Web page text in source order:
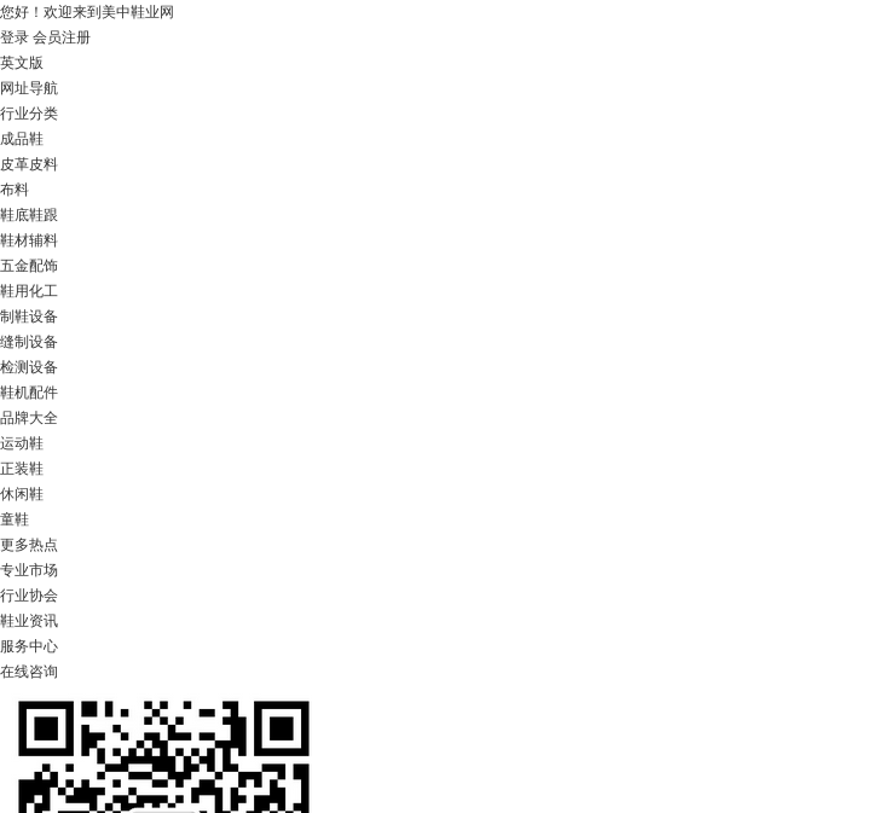
您好！ 欢迎来到美中鞋业网
登录 会员注册
英文版
网址导航
行业分类
成品鞋
皮革皮料
布料
鞋底鞋跟
鞋材辅料
五金配饰
鞋用化工
制鞋设备
缝制设备
检测设备
鞋机配件
品牌大全
运动鞋
正装鞋
休闲鞋
童鞋
更多热点
专业市场
行业协会
鞋业资讯
服务中心
在线咨询